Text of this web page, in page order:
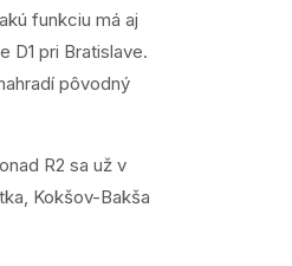
funkciu má aj
D1 pri Bratislave.
pôvodný
R2 sa už v
Kokšov-Bakša